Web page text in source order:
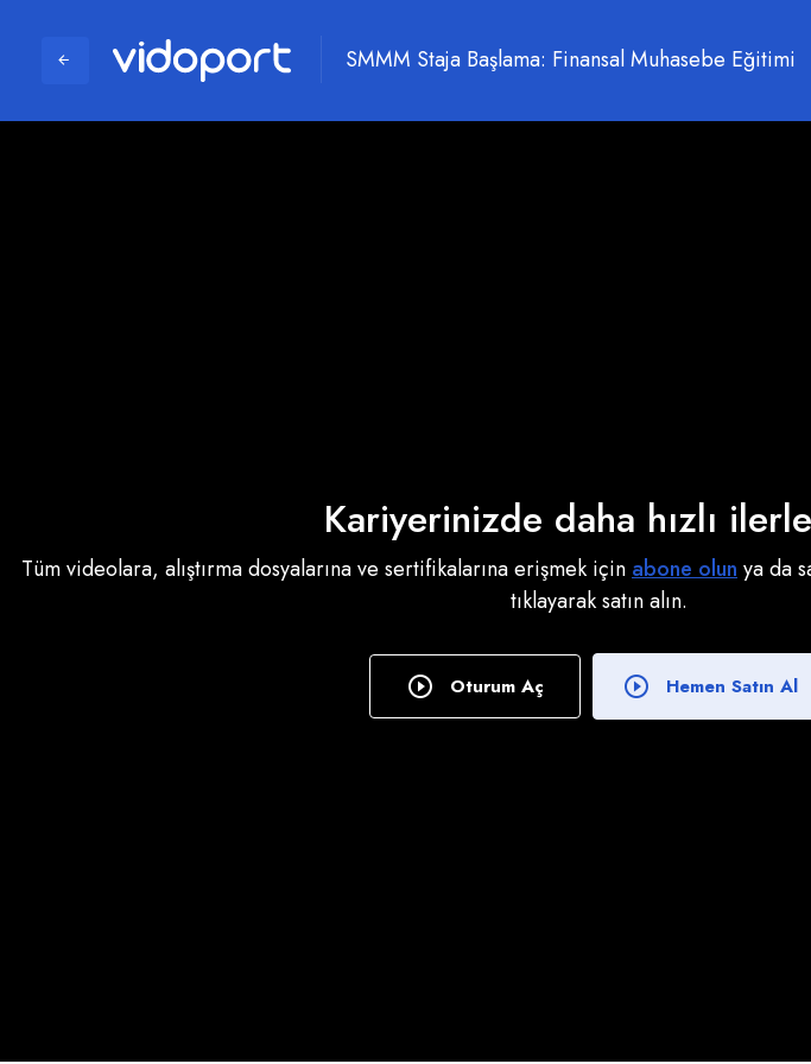
SMMM Staja Başlama: Finansal Muhasebe Eğitimi
Kariyerinizde daha hızlı
Tüm videolara, alıştırma dosyalarına ve sertifikalarına erişmek için abone olun ya da
tıklayarak satın alın.
Oturum Aç Hemen Satın Al